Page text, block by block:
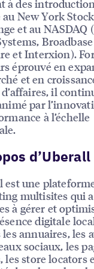
à des
au New York Stock
et au NASDAQ
Broadbase
et Interxion).
éprouvé en
et en
il
par
à l’échelle
d’Uberall
est une
multisites qui
à gérer et
digitale
annuaires, les
sociaux, les
les store locators